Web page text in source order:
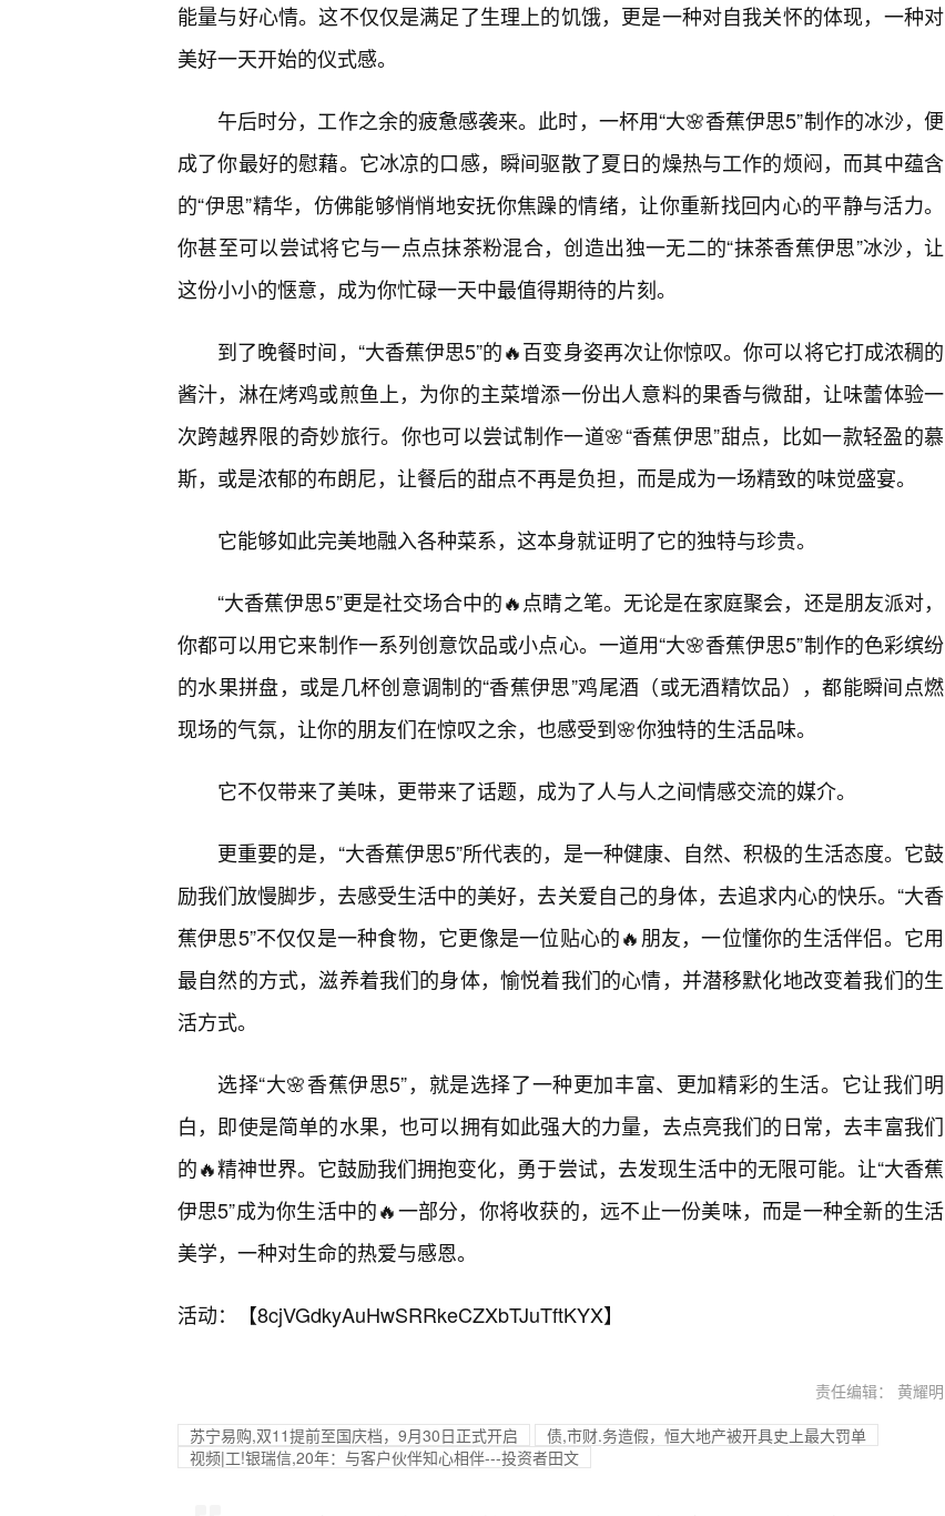
能量与好心情。这不仅仅是满足了生理上的饥饿，更是一种对自我关怀的体现，一种对
美好一天开始的仪式感。
午后时分，工作之余的疲惫感袭来。此时，一杯用“大🌸香蕉伊思5”制作的冰沙，便
成了你最好的慰藉。它冰凉的口感，瞬间驱散了夏日的燥热与工作的烦闷，而其中蕴含
的“伊思”精华，仿佛能够悄悄地安抚你焦躁的情绪，让你重新找回内心的平静与活力。
你甚至可以尝试将它与一点点抹茶粉混合，创造出独一无二的“抹茶香蕉伊思”冰沙，让
这份小小的惬意，成为你忙碌一天中最值得期待的片刻。
到了晚餐时间，“大香蕉伊思5”的🔥百变身姿再次让你惊叹。你可以将它打成浓稠的
酱汁，淋在烤鸡或煎鱼上，为你的主菜增添一份出人意料的果香与微甜，让味蕾体验一
次跨越界限的奇妙旅行。你也可以尝试制作一道🌸“香蕉伊思”甜点，比如一款轻盈的慕
斯，或是浓郁的布朗尼，让餐后的甜点不再是负担，而是成为一场精致的味觉盛宴。
它能够如此完美地融入各种菜系，这本身就证明了它的独特与珍贵。
“大香蕉伊思5”更是社交场合中的🔥点睛之笔。无论是在家庭聚会，还是朋友派对，
你都可以用它来制作一系列创意饮品或小点心。一道用“大🌸香蕉伊思5”制作的色彩缤纷
的水果拼盘，或是几杯创意调制的“香蕉伊思”鸡尾酒（或无酒精饮品），都能瞬间点燃
现场的气氛，让你的朋友们在惊叹之余，也感受到🌸你独特的生活品味。
它不仅带来了美味，更带来了话题，成为了人与人之间情感交流的媒介。
更重要的是，“大香蕉伊思5”所代表的，是一种健康、自然、积极的生活态度。它鼓
励我们放慢脚步，去感受生活中的美好，去关爱自己的身体，去追求内心的快乐。“大香
蕉伊思5”不仅仅是一种食物，它更像是一位贴心的🔥朋友，一位懂你的生活伴侣。它用
最自然的方式，滋养着我们的身体，愉悦着我们的心情，并潜移默化地改变着我们的生
活方式。
选择“大🌸香蕉伊思5”，就是选择了一种更加丰富、更加精彩的生活。它让我们明
白，即使是简单的水果，也可以拥有如此强大的力量，去点亮我们的日常，去丰富我们
的🔥精神世界。它鼓励我们拥抱变化，勇于尝试，去发现生活中的无限可能。让“大香蕉
伊思5”成为你生活中的🔥一部分，你将收获的，远不止一份美味，而是一种全新的生活
美学，一种对生命的热爱与感恩。
活动：【8cjVGdkyAuHwSRRkeCZXbTJuTftKYX】
责任编辑： 黄耀明
苏宁易购,双11提前至国庆档，9月30日正式开启
债,市财.务造假，恒大地产被开具史上最大罚单
视频|工!银瑞信,20年：与客户伙伴知心相伴---投资者田文